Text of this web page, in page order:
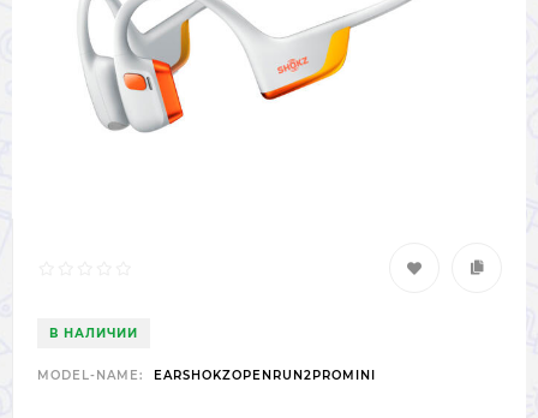
В НАЛИЧИИ
MODEL-NAME: EARSHOKZOPENRUN2PROMINI